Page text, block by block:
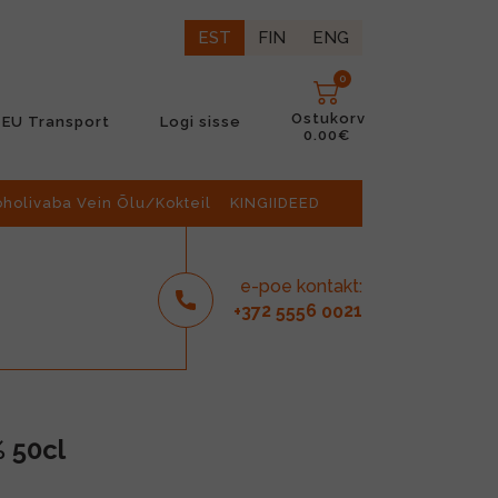
EST FIN ENG
EU Transport Logi sisse
0
Ostukorv
0.00€
Vein Õlu/Kokteil KINGIIDEED
e-poe kontakt:
+372 5556 0021
50cl